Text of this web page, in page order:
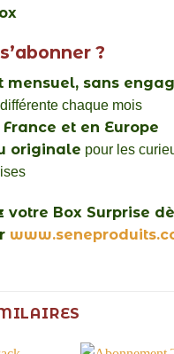
?
mensuel, sans
chaque mois
et en Europe
originale pour les
votre Box Surprise